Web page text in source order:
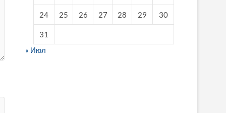
24 25 26 27 28 29 30
31
« Июл